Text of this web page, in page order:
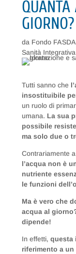
QUANTA
GIORNO?
da Fondo FASDA
Sanità Integrativa
Tutti sanno che
insostituibile
un ruolo di
umana. La sua
possibile
ma solo due o
Contrariamente
l’acqua non è
nutriente
le funzioni
Ma è vero che
acqua al
dipende!
In effetti, questa
riferimento a